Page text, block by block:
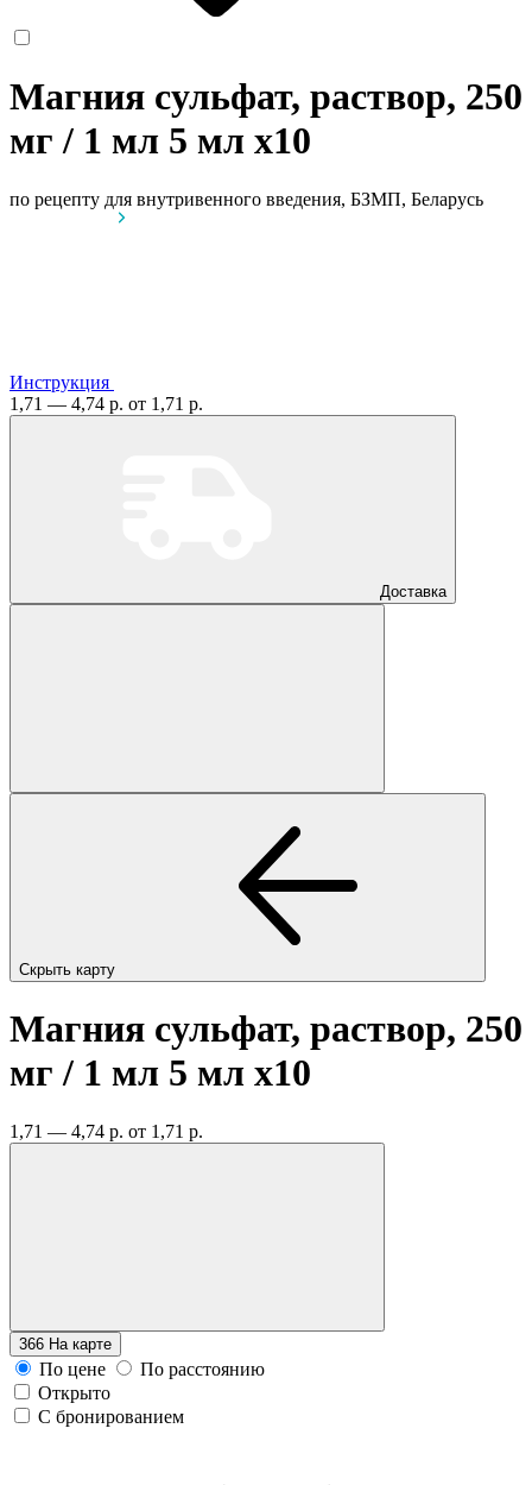
Магния сульфат, раствор, 250
мг / 1 мл 5 мл x10
по рецепту для внутривенного введения, БЗМП, Беларусь
Инструкция
1,71 — 4,74 р. от 1,71 р.
Доставка
Скрыть карту
Магния сульфат, раствор, 250
мг / 1 мл 5 мл x10
1,71 — 4,74 р. от 1,71 р.
366 На карте
По цене
По расстоянию
Открыто
С бронированием